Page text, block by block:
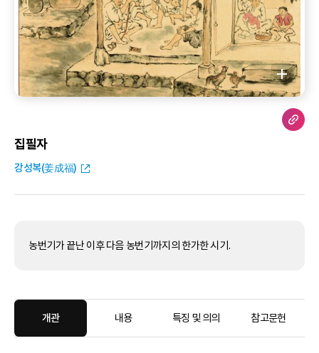
집필자
강성복(姜成福)
농번기가 끝난 이후 다음 농번기까지의 한가한 시기.
개관 내용 특징 및 의의 참고문헌